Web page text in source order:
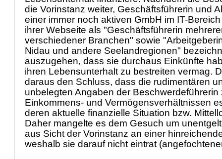
die Vorinstanz weiter, Geschäftsführerin und
einer immer noch aktiven GmbH im IT-
ihrer Webseite als "Geschäftsführerin
verschiedener Branchen" sowie
Nidau und andere Seelandregionen"
auszugehen, dass sie durchaus Einkünfte
ihren Lebensunterhalt zu bestreiten vermag.
daraus den Schluss, dass die rudimentären
unbelegten Angaben der Beschwerdeführerin
Einkommens- und Vermögensverhältnissen
deren aktuelle finanzielle Situation bzw.
Daher mangelte es dem Gesuch um
aus Sicht der Vorinstanz an einer
weshalb sie darauf nicht eintrat